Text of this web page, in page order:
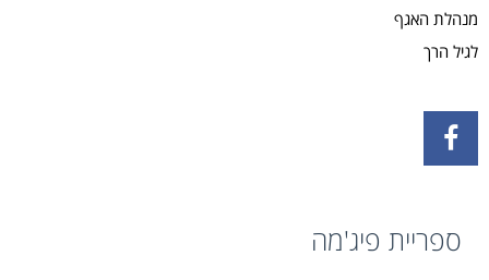
מנהלת האגף
לגיל הרך
ספריית פיג'מה